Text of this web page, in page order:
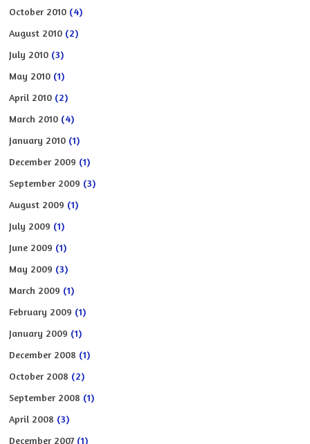
October 2010 (4)
August 2010 (2)
July 2010 (3)
May 2010 (1)
April 2010 (2)
March 2010 (4)
January 2010 (1)
December 2009 (1)
September 2009 (3)
August 2009 (1)
July 2009 (1)
June 2009 (1)
May 2009 (3)
March 2009 (1)
February 2009 (1)
January 2009 (1)
December 2008 (1)
October 2008 (2)
September 2008 (1)
April 2008 (3)
December 2007 (1)